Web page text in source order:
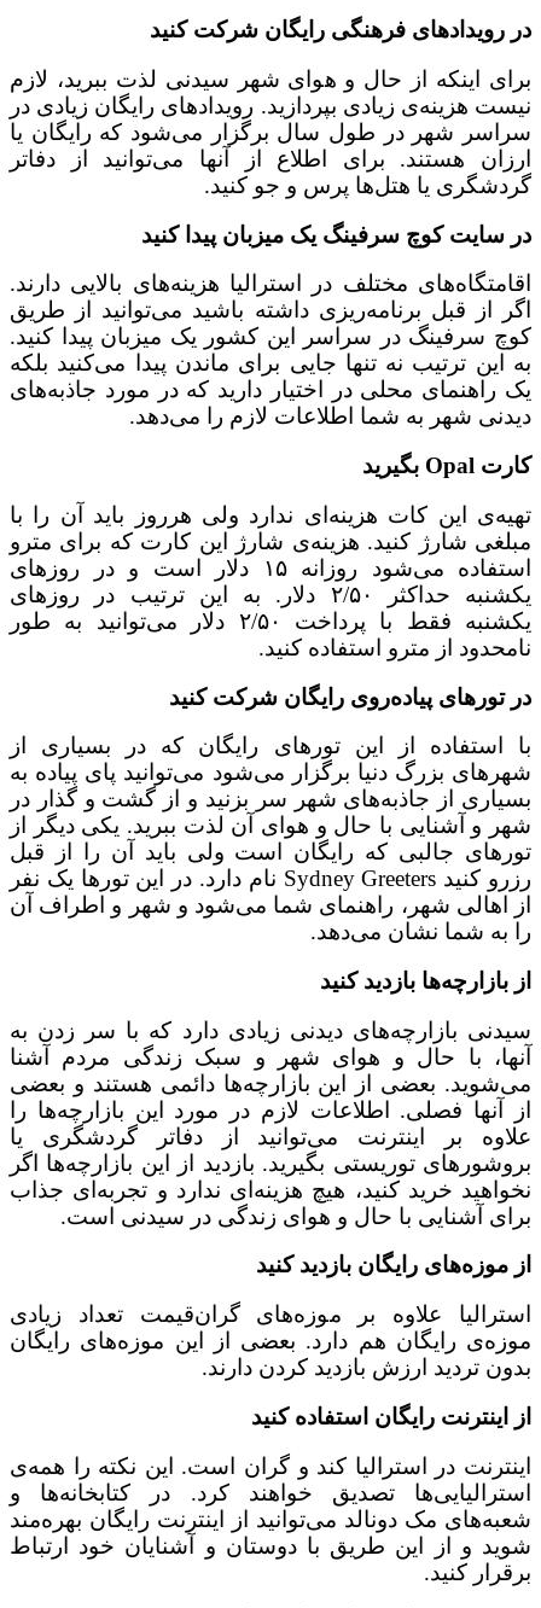
در رویدادهای فرهنگی رایگان شرکت کنید
برای اینکه از حال و هوای شهر سیدنی لذت ببرید، لازم
نیست هزینه‌ی زیادی بپردازید. رویدادهای رایگان زیادی در
سراسر شهر در طول سال برگزار می‌شود که رایگان یا
ارزان هستند. برای اطلاع از آنها می‌توانید از دفاتر
گردشگری یا هتل‌ها پرس و جو کنید.
در سایت کوچ سرفینگ یک میزبان پیدا کنید
اقامتگاه‌های مختلف در استرالیا هزینه‌های بالایی دارند.
اگر از قبل برنامه‌ریزی داشته باشید می‌توانید از طریق
کوچ سرفینگ در سراسر این کشور یک میزبان پیدا کنید.
به این ترتیب نه تنها جایی برای ماندن پیدا می‌کنید بلکه
یک راهنمای محلی در اختیار دارید که در مورد جاذبه‌های
دیدنی شهر به شما اطلاعات لازم را می‌دهد.
کارت Opal بگیرید
تهیه‌ی این کات هزینه‌ای ندارد ولی هرروز باید آن را با
مبلغی شارژ کنید. هزینه‌ی شارژ این کارت که برای مترو
استفاده می‌شود روزانه ۱۵ دلار است و در روزهای
یکشنبه حداکثر ۲/۵۰ دلار. به این ترتیب در روزهای
یکشنبه فقط با پرداخت ۲/۵۰ دلار می‌توانید به طور
نامحدود از مترو استفاده کنید.
در تورهای پیاده‌روی رایگان شرکت کنید
با استفاده از این تورهای رایگان که در بسیاری از
شهرهای بزرگ دنیا برگزار می‌شود می‌توانید پای پیاده به
بسیاری از جاذبه‌های شهر سر بزنید و از گشت و گذار در
شهر و آشنایی با حال و هوای آن لذت ببرید. یکی دیگر از
تورهای جالبی که رایگان است ولی باید آن را از قبل
رزرو کنید Sydney Greeters نام دارد. در این تورها یک نفر
از اهالی شهر، راهنمای شما می‌شود و شهر و اطراف آن
را به شما نشان می‌دهد.
از بازارچه‌ها بازدید کنید
سیدنی بازارچه‌های دیدنی زیادی دارد که با سر زدن به
آنها، با حال و هوای شهر و سبک زندگی مردم آشنا
می‌شوید. بعضی از این بازارچه‌ها دائمی هستند و بعضی
از آنها فصلی. اطلاعات لازم در مورد این بازارچه‌ها را
علاوه بر اینترنت می‌توانید از دفاتر گردشگری یا
بروشورهای توریستی بگیرید. بازدید از این بازارچه‌ها اگر
نخواهید خرید کنید، هیچ هزینه‌ای ندارد و تجربه‌ای جذاب
برای آشنایی با حال و هوای زندگی در سیدنی است.
از موزه‌های رایگان بازدید کنید
استرالیا علاوه بر موزه‌های گران‌قیمت تعداد زیادی
موزه‌ی رایگان هم دارد. بعضی از این موزه‌های رایگان
بدون تردید ارزش بازدید کردن دارند.
از اینترنت رایگان استفاده کنید
اینترنت در استرالیا کند و گران است. این نکته را همه‌ی
استرالیایی‌ها تصدیق خواهند کرد. در کتابخانه‌ها و
شعبه‌های مک دونالد می‌توانید از اینترنت رایگان بهره‌مند
شوید و از این طریق با دوستان و آشنایان خود ارتباط
برقرار کنید.